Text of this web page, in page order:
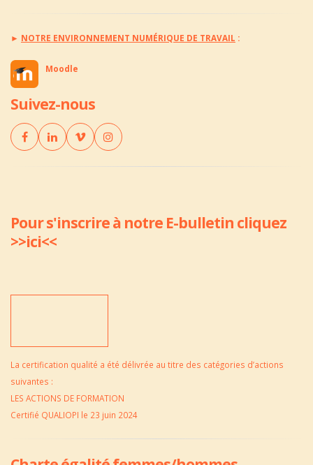
► NOTRE ENVIRONNEMENT NUMÉRIQUE DE TRAVAIL :
Moodle
Suivez-nous
Pour s'inscrire à notre E-bulletin cliquez
>>ici<<
La certification qualité a été délivrée au titre des catégories d’actions
suivantes :
LES ACTIONS DE FORMATION
Certifié QUALIOPI le 23 juin 2024